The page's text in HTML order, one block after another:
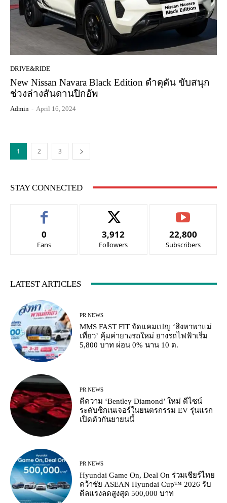
DRIVE&RIDE
New Nissan Navara Black Edition ดำดุดัน ขับสนุก
ช่วงล่างสันดานปิกอัพ
Admin - April 16, 2024
1 2 3
STAY CONNECTED
0
Fans
3,912
Followers
22,800
Subscribers
LATEST ARTICLES
PR NEWS
MMS FAST FIT จัดแคมเปญ ‘สิงหาพาแม่
เที่ยว’ คุ้มค่ายางรถใหม่ ยางรถไฟฟ้าเริ่ม
5,800 บาท ผ่อน 0% นาน 10 ด.
PR NEWS
ตีความ ‘Bentley Diamond’ ใหม่ ดีไซน์
ระดับซิกเนเจอร์ในยนตรกรรม EV รุ่นแรก
เปิดตัวกันยายนนี้
PR NEWS
Hyundai Game On, Deal On ร่วมเชียร์ไทย
คว้าชัย ASEAN Hyundai Cup™ 2026 รับ
ดีลแรงลดสูงสุด 500,000 บาท